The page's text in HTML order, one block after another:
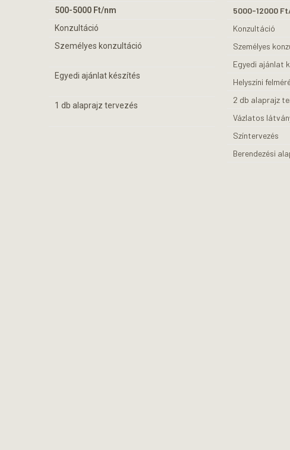
500-5000 Ft/nm
Konzultáció
Személyes konzultáció
Egyedi ajánlat készítés
1 db alaprajz tervezés
5000-12000
Konzultáció
Személyes
Egyedi ajánlat
Helyszíni
2 db alaprajz
Vázlatos
Színtervezés
Berendezési